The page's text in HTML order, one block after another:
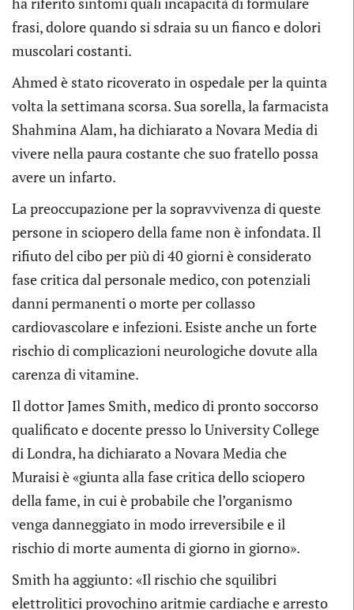
frasi, dolore quando si sdraia su un fianco e dolori
muscolari costanti.
Ahmed è stato ricoverato in ospedale per la quinta
volta la settimana scorsa. Sua sorella, la farmacista
Shahmina Alam, ha dichiarato a Novara Media di
vivere nella paura costante che suo fratello possa
avere un infarto.
La preoccupazione per la sopravvivenza di queste
persone in sciopero della fame non è infondata. Il
rifiuto del cibo per più di 40 giorni è considerato
fase critica dal personale medico, con potenziali
danni permanenti o morte per collasso
cardiovascolare e infezioni. Esiste anche un forte
rischio di complicazioni neurologiche dovute alla
carenza di vitamine.
Il dottor James Smith, medico di pronto soccorso
qualificato e docente presso lo University College
di Londra, ha dichiarato a Novara Media che
Muraisi è «giunta alla fase critica dello sciopero
della fame, in cui è probabile che l’organismo
venga danneggiato in modo irreversibile e il
rischio di morte aumenta di giorno in giorno».
Smith ha aggiunto: «Il rischio che squilibri
elettrolitici provochino aritmie cardiache e arresto